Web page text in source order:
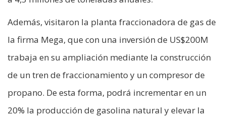
Además, visitaron la planta fraccionadora de gas de
la firma Mega, que con una inversión de US$200M
trabaja en su ampliación mediante la construcción
de un tren de fraccionamiento y un compresor de
propano. De esta forma, podrá incrementar en un
20% la producción de gasolina natural y elevar la